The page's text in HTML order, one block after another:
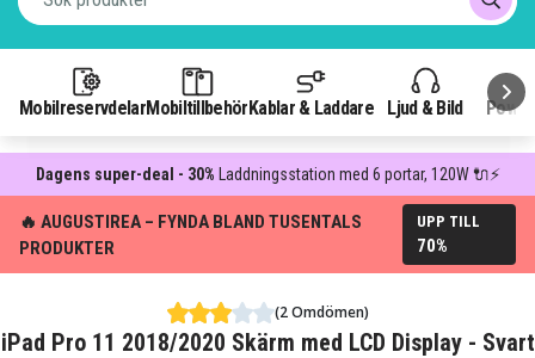
MobilreservdelarMobiltillbehör Kablar & Laddare Ljud & Bild
Dagens super-deal - 30% Laddningsstation med 6 portar, 120W 🔌⚡
🔥 AUGUSTIREA – FYNDA BLAND TUSENTALS
PRODUKTER
UPP TILL
70%
(2 Omdömen)
iPad Pro 11 2018/2020 Skärm med LCD Display - Svart